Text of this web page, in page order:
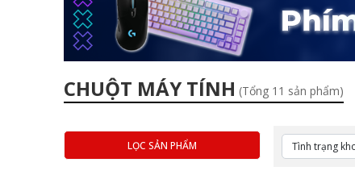
CHUỘT MÁY TÍNH (Tổng 11 sản phẩm)
LỌC SẢN PHẨM